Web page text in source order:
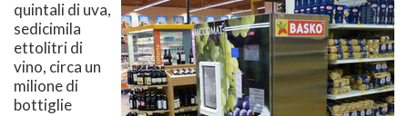
quintali di uva,
sedicimila
ettolitri di
vino, circa un
milione di
bottiglie